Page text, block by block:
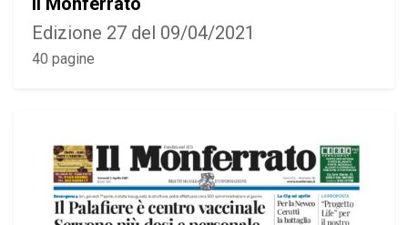
Edizione 27 del 09/04/2021
40 pagine